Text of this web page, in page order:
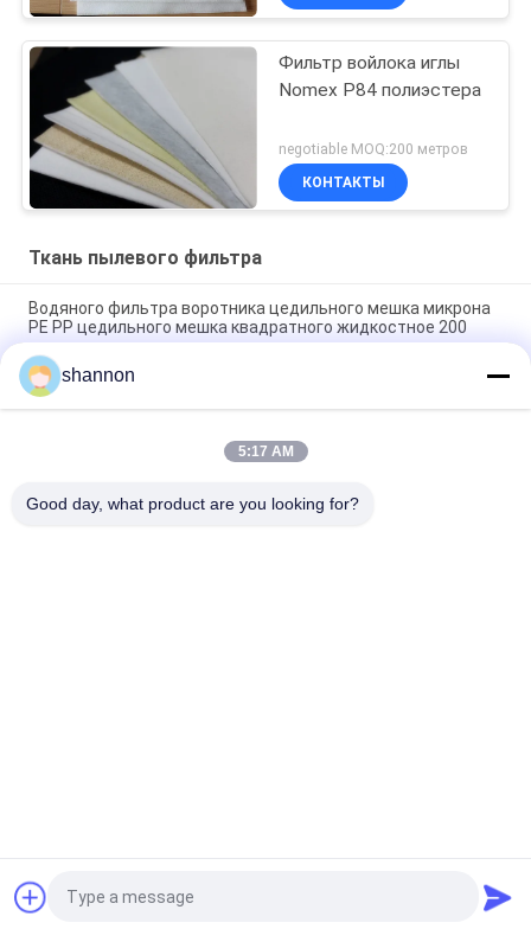
Фильтр войлока иглы
Nomex P84 полиэстера
negotiable MOQ:200 метров
КОНТАКТЫ
Ткань пылевого фильтра
Водяного фильтра воротника цедильного мешка микрона
PE PP цедильного мешка квадратного жидкостное 200
микронов
Высокотемпературный цедильный мешок сумка ткани
кремнезема 1000 градусов высокая
Нагрейте ткань пылевого фильтра индустрии воздуха
Запрос Цитировать
shannon
5:17 AM
Good day, what product are you looking for?